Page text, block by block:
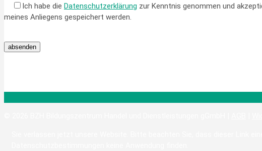
Ich habe die Datenschutzerklärung zur Kenntnis genommen und
meines Anliegens gespeichert werden.